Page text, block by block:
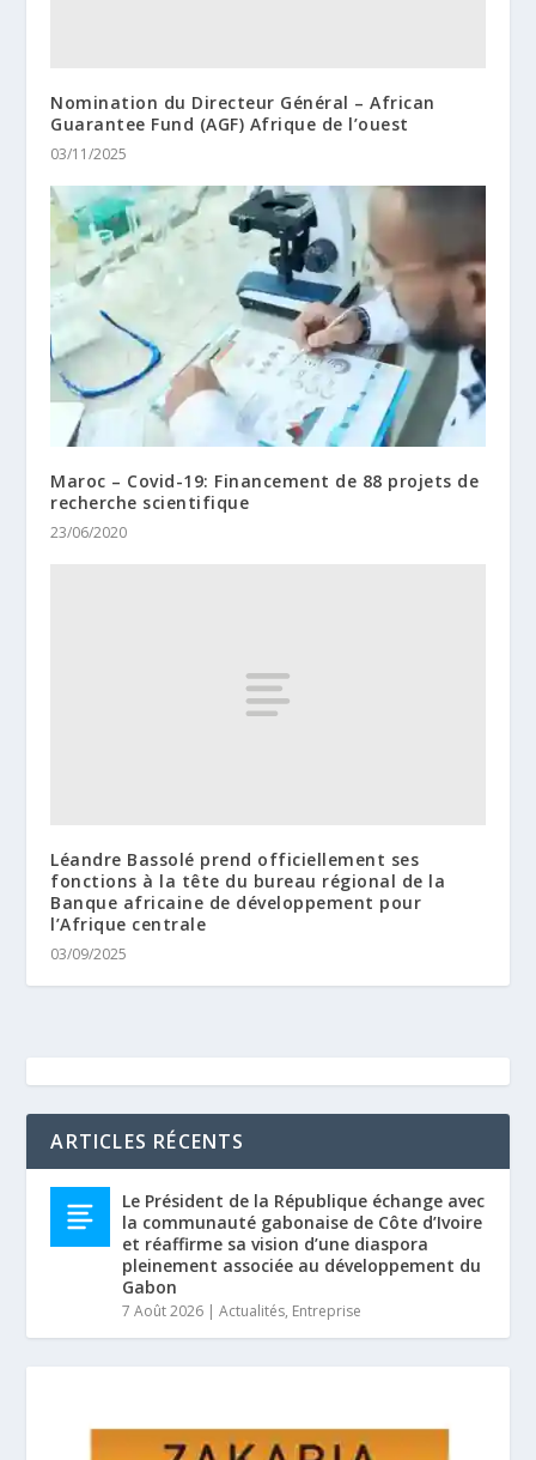
Nomination du Directeur Général – African
Guarantee Fund (AGF) Afrique de l’ouest
03/11/2025
Maroc – Covid-19: Financement de 88 projets de
recherche scientifique
23/06/2020
Léandre Bassolé prend officiellement ses
fonctions à la tête du bureau régional de la
Banque africaine de développement pour
l’Afrique centrale
03/09/2025
ARTICLES RÉCENTS
Le Président de la République échange avec
la communauté gabonaise de Côte d’Ivoire
et réaffirme sa vision d’une diaspora
pleinement associée au développement du
Gabon
7 Août 2026 |Actualités, Entreprise